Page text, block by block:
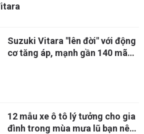
Suzuki Vitara "lên đời" với động
cơ tăng áp, mạnh gần 140 mã
12 mẫu xe ô tô lý tưởng cho gia
đình trong mùa mưa lũ bạn nên